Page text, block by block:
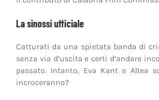
La sinossi ufficiale
Catturati da una spietata banda di
senza via d’uscita e certi d’andare
passato. Intanto, Eva Kant e Altea
incroceranno?